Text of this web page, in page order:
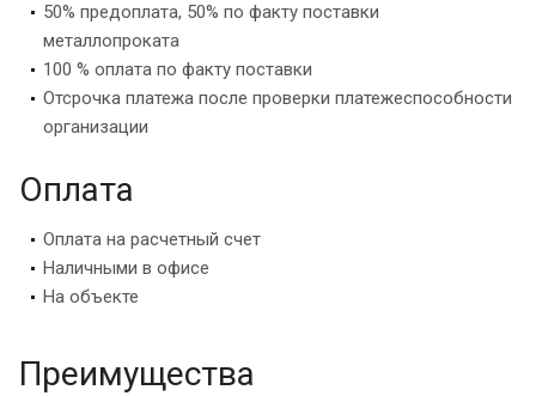
50% предоплата, 50% по факту поставки
металлопроката
100 % оплата по факту поставки
Отсрочка платежа после проверки платежеспособности
организации
Оплата
Оплата на расчетный счет
Наличными в офисе
На объекте
Преимущества